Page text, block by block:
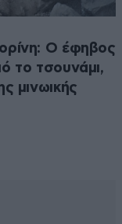
Ο έφηβος
το τσουνάμι,
μινωικής